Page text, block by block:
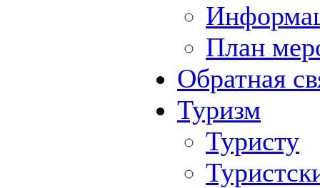
План
Обратная
Туризм
Туристу